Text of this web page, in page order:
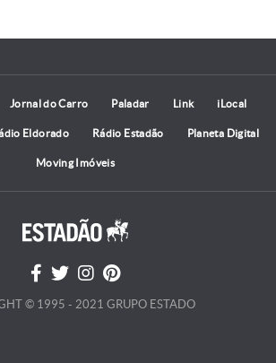
Jornal do Carro Paladar Link iLocal
Eldorado Rádio Estadão Planeta Digital
Moving Imóveis
© 1995 - 2021 GRUPO ESTADO